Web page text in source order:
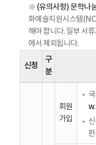
※ (유의사항) 문학나
화예술지원시스템
해야 합니다. 일부 서
에서 제외됩니다.
신청
구
분
회원
가입